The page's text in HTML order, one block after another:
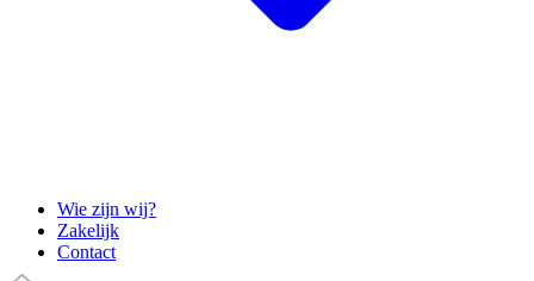
Wie zijn wij?
Zakelijk
Contact